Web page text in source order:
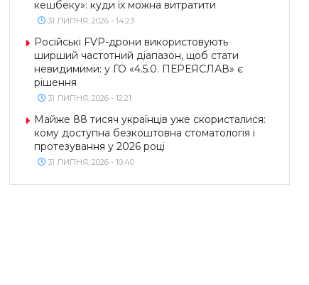
кешбеку»: куди їх можна витратити
31 ЛИПНЯ, 2026 - 14:23
Російські FVP-дрони використовують
ширший частотний діапазон, щоб стати
невидимими: у ГО «4.5.0. ПЕРЕЯСЛАВ» є
рішення
31 ЛИПНЯ, 2026 - 12:21
Майже 88 тисяч українців уже скористалися:
кому доступна безкоштовна стоматологія і
протезування у 2026 році
31 ЛИПНЯ, 2026 - 10:40